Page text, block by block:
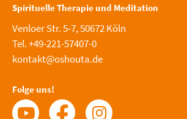
Spirituelle Therapie und Meditation
Venloer Str. 5-7, 50672 Köln
Tel. +49-221-57407-0
kontakt@oshouta.de
Folge uns!